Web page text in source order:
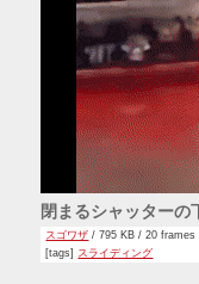
閉まるシャッターの
スゴワザ / 795 KB / 20 frames
[tags] スライディング